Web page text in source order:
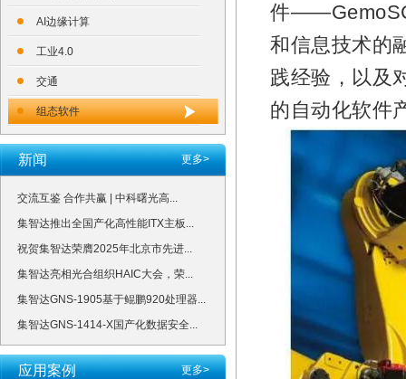
AI边缘计算
工业4.0
交通
组态软件
更多>
新闻
交流互鉴 合作共赢 | 中科曙光高...
集智达推出全国产化高性能ITX主板...
祝贺集智达荣膺2025年北京市先进...
集智达亮相光合组织HAIC大会，荣...
集智达GNS-1905基于鲲鹏920处理器...
集智达GNS-1414-X国产化数据安全...
更多>
应用案例
件
和信息技术的
践经验，以及
的自动化软件